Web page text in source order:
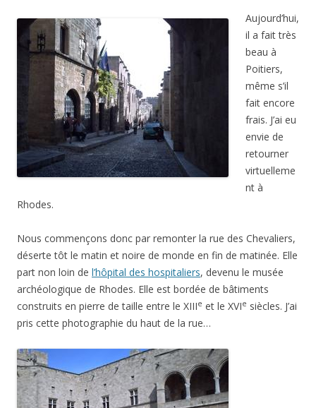
Aujourd’hui,
il a fait très
beau à
Poitiers,
même s’il
fait encore
frais. J’ai eu
envie de
retourner
virtuelleme
nt à
Rhodes.
Nous commençons donc par remonter la rue des Chevaliers,
déserte tôt le matin et noire de monde en fin de matinée. Elle
part non loin de l’hôpital des hospitaliers, devenu le musée
archéologique de Rhodes. Elle est bordée de bâtiments
construits en pierre de taille entre le XIIIe et le XVIe siècles. J’ai
pris cette photographie du haut de la rue…